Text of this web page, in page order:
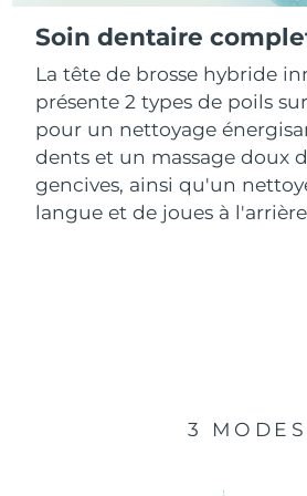
Soin dentaire
La tête de brosse hybride
présente 2 types de poils
pour un nettoyage
dents et un massage doux
gencives, ainsi qu'un
langue et de joues à
3 MODES
R.A.S. chinoise de
Macao
Malaisie
Malte
Mexique